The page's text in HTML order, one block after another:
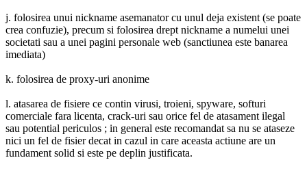
j. folosirea unui nickname asemanator cu unul deja existent (se poate
crea confuzie), precum si folosirea drept nickname a numelui unei
societati sau a unei pagini personale web (sanctiunea este banarea
imediata)
k. folosirea de proxy-uri anonime
l. atasarea de fisiere ce contin virusi, troieni, spyware, softuri
comerciale fara licenta, crack-uri sau orice fel de atasament ilegal
sau potential periculos ; in general este recomandat sa nu se ataseze
nici un fel de fisier decat in cazul in care aceasta actiune are un
fundament solid si este pe deplin justificata.